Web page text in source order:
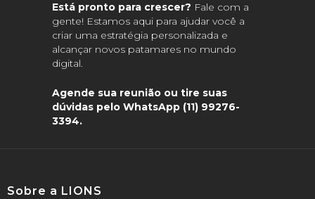
Está pronto para crescer? Fale com a
gente! Estamos aqui para ajudar você a
criar uma estratégia personalizada e
alcançar novos patamares no mundo
digital.
Agende sua reunião ou tire suas
dúvidas pelo WhatsApp (11) 99276-
3394.
Sobre a LIONS